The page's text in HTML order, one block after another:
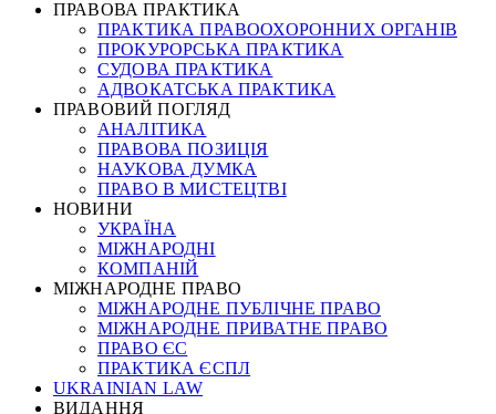
ПРАВОВА ПРАКТИКА
ПРАКТИКА ПРАВООХОРОННИХ ОРГАНІВ
ПРОКУРОРСЬКА ПРАКТИКА
СУДОВА ПРАКТИКА
АДВОКАТСЬКА ПРАКТИКА
ПРАВОВИЙ ПОГЛЯД
АНАЛІТИКА
ПРАВОВА ПОЗИЦІЯ
НАУКОВА ДУМКА
ПРАВО В МИСТЕЦТВІ
НОВИНИ
УКРАЇНА
МІЖНАРОДНІ
КОМПАНІЙ
МІЖНАРОДНЕ ПРАВО
МІЖНАРОДНЕ ПУБЛІЧНЕ ПРАВО
МІЖНАРОДНЕ ПРИВАТНЕ ПРАВО
ПРАВО ЄС
ПРАКТИКА ЄСПЛ
UKRAINIAN LAW
ВИДАННЯ